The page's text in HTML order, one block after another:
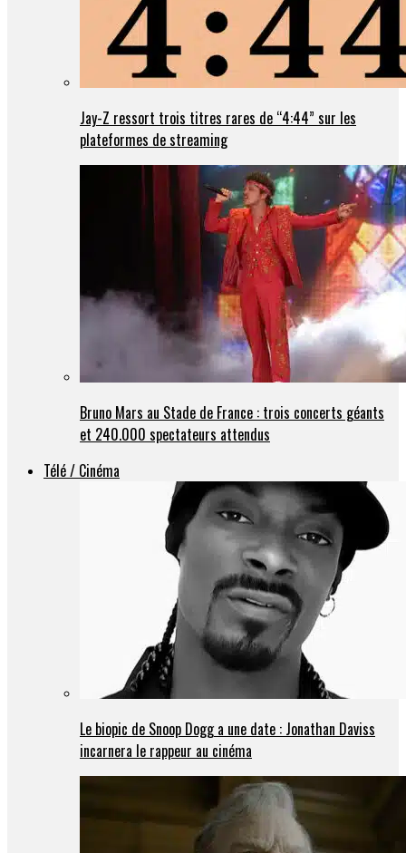
Jay-Z ressort trois titres rares de “4:44” sur les
plateformes de streaming
Bruno Mars au Stade de France : trois concerts géants
et 240.000 spectateurs attendus
Télé / Cinéma
Le biopic de Snoop Dogg a une date : Jonathan Daviss
incarnera le rappeur au cinéma